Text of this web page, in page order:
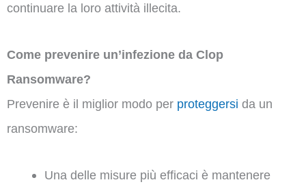
continuare la loro attività illecita.
Come prevenire un’infezione da Clop
Ransomware?
Prevenire è il miglior modo per proteggersi da un
ransomware:
Una delle misure più efficaci è mantenere